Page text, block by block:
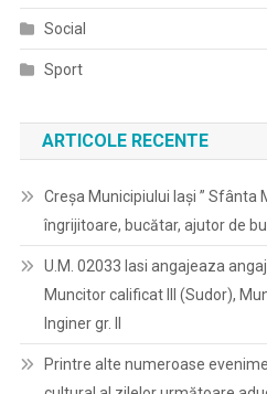
Social
Sport
ARTICOLE RECENTE
Creșa Municipiului Iași ” Sfânta
îngrijitoare, bucătar, ajutor de
U.M. 02033 Iasi angajeaza
Muncitor calificat III (Sudor),
Inginer gr. II
Printre alte numeroase